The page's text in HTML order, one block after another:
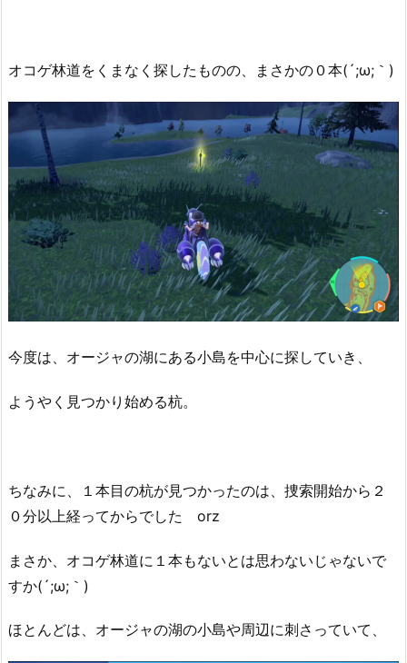
オコゲ林道をくまなく探したものの、まさかの０本(´;ω;｀)
今度は、オージャの湖にある小島を中心に探していき、
ようやく見つかり始める杭。
ちなみに、１本目の杭が見つかったのは、捜索開始から２
０分以上経ってからでした orz
まさか、オコゲ林道に１本もないとは思わないじゃないで
すか(´;ω;｀)
ほとんどは、オージャの湖の小島や周辺に刺さっていて、